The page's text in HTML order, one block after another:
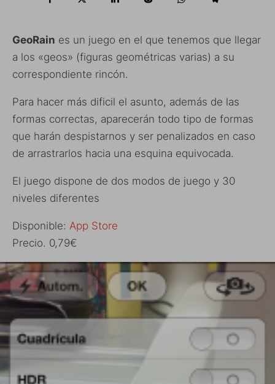
GeoRain es un juego en el que tenemos que llegar
a los «geos» (figuras geométricas varias) a su
correspondiente rincón.
Para hacer más dificil el asunto, además de las
formas correctas, aparecerán todo tipo de formas
que harán despistarnos y ser penalizados en caso
de arrastrarlos hacia una esquina equivocada.
El juego dispone de dos modos de juego y 30
niveles diferentes
Disponible: App Store
Precio. 0,79€